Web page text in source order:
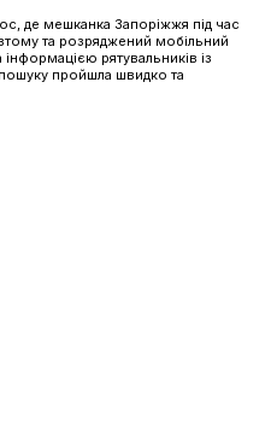
де мешканка Запоріжжя під час
та розряджений мобільний
рятувальників із
пошуку пройшла швидко та